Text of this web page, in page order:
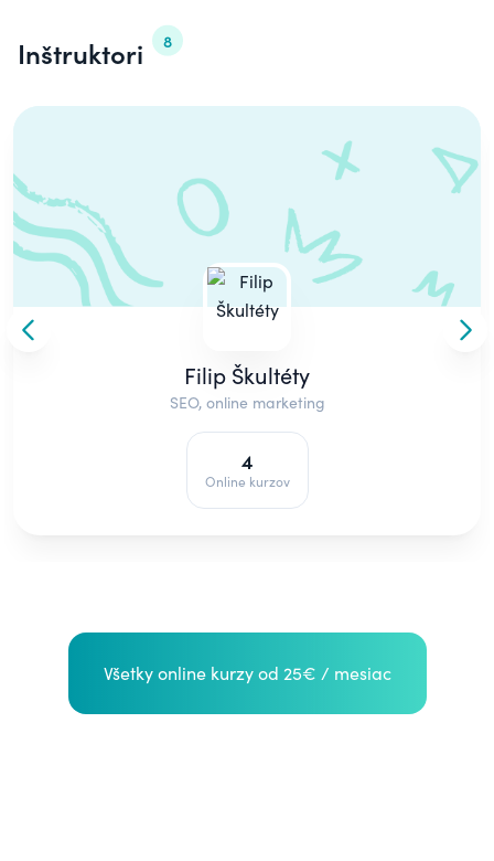
Inštruktori 8
Carousel
Skip to previous slide
Filip Škultéty
SEO, online marketing
4
Online kurzov
Všetky online kurzy od 25€ / mesiac